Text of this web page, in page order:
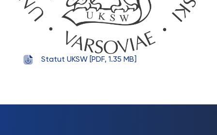
Statut UKSW [PDF, 1.35 MB]